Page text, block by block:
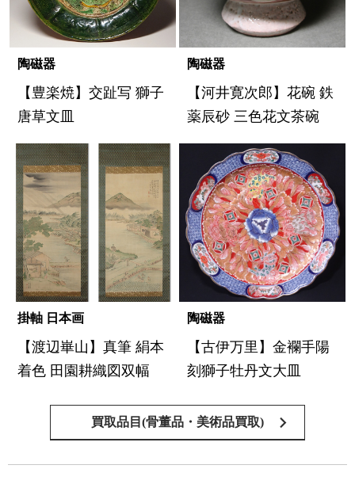
陶磁器
【豊楽焼】交趾写 獅子
唐草文皿
陶磁器
【河井寛次郎】花碗 鉄
薬辰砂 三色花文茶碗
掛軸 日本画
【渡辺崋山】真筆 絹本
着色 田園耕織図双幅
陶磁器
【古伊万里】金襴手陽
刻獅子牡丹文大皿
買取品目(骨董品・美術品買取)